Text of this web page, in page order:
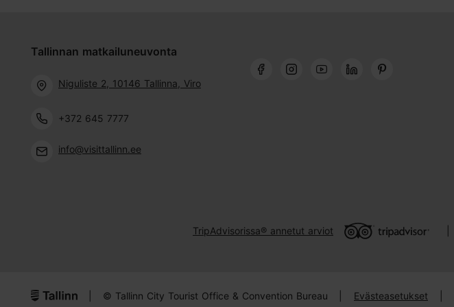
Tallinnan matkailuneuvonta
Niguliste 2, 10146 Tallinna, Viro
+372 645 7777
info@visittallinn.ee
TripAdvisorissa® annetut arviot
© Tallinn City Tourist Office & Convention Bureau Evästeasetukset